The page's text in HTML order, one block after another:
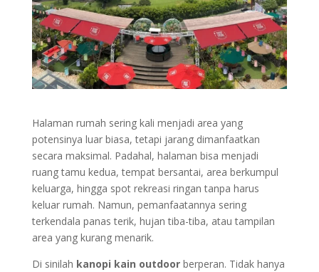
Halaman rumah sering kali menjadi area yang
potensinya luar biasa, tetapi jarang dimanfaatkan
secara maksimal. Padahal, halaman bisa menjadi
ruang tamu kedua, tempat bersantai, area berkumpul
keluarga, hingga spot rekreasi ringan tanpa harus
keluar rumah. Namun, pemanfaatannya sering
terkendala panas terik, hujan tiba-tiba, atau tampilan
area yang kurang menarik.
Di sinilah kanopi kain outdoorberperan. Tidak hanya